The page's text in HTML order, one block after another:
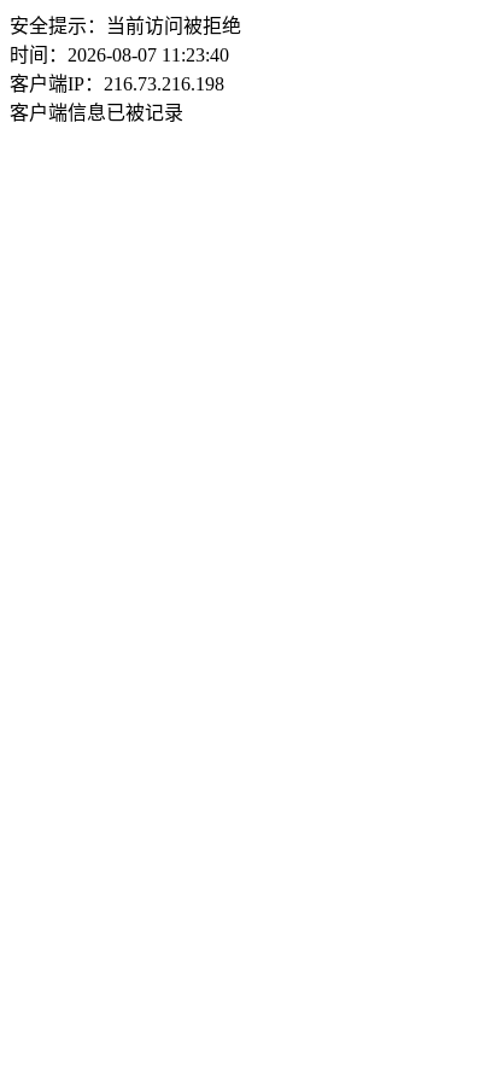
安全提示：当前访问被拒绝
时间：2026-08-07 11:23:40
客户端IP：216.73.216.198
客户端信息已被记录